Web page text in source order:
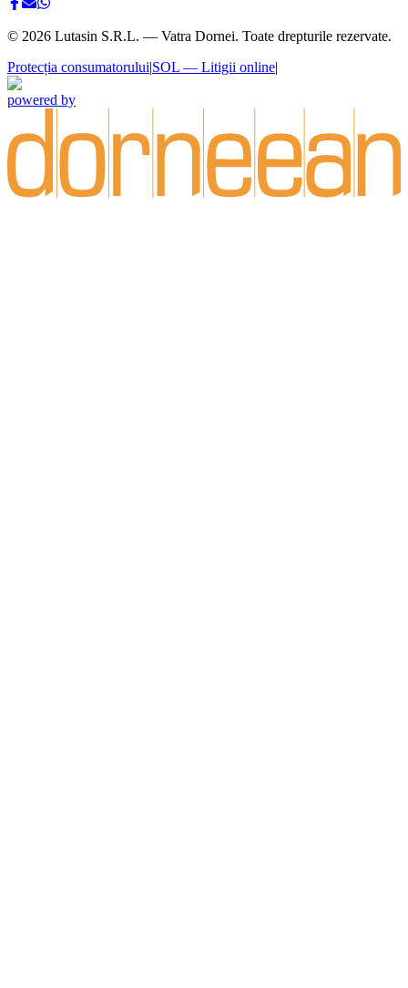
© 2026 Lutasin S.R.L. — Vatra Dornei. Toate drepturile rezervate.
Protecția consumatorului|SOL — Litigii online|
powered by